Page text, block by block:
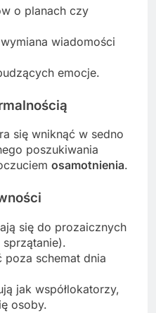
o planach czy
wiadomości
emocje.
się wniknąć w sedno
poszukiwania
osamotnienia.
się do prozaicznych
poza schemat dnia
jak współlokatorzy,
osoby.